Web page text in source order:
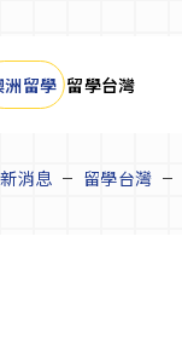
洲留學 留學台灣
消息 留學台灣